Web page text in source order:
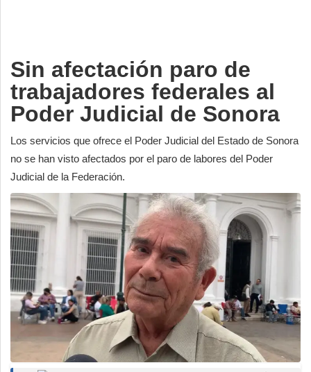
Sin afectación paro de
trabajadores federales al
Poder Judicial de Sonora
Los servicios que ofrece el Poder Judicial del Estado de Sonora
no se han visto afectados por el paro de labores del Poder
Judicial de la Federación.